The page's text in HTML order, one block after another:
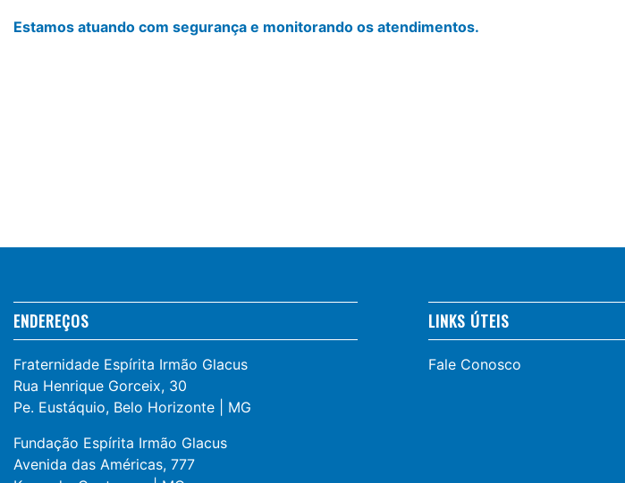
Estamos atuando com segurança e monitorando os atendimentos.
ENDEREÇOS
Fraternidade Espírita Irmão Glacus
Rua Henrique Gorceix, 30
Pe. Eustáquio, Belo Horizonte | MG
Fundação Espírita Irmão Glacus
Avenida das Américas, 777
LINKS ÚTEIS
Fale Conosco